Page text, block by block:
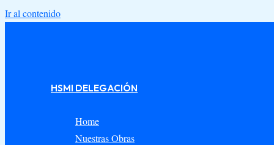
Ir al contenido
HSMI DELEGACIÓN
Home
Nuestras Obras